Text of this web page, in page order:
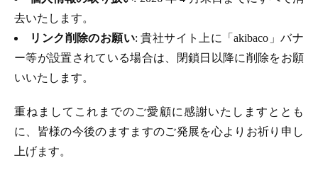
去いたします。
リンク削除のお願い: 貴社サイト上に「akibaco」バナ
ー等が設置されている場合は、閉鎖日以降に削除をお願
いいたします。
重ねましてこれまでのご愛顧に感謝いたしますととも
に、皆様の今後のますますのご発展を心よりお祈り申し
上げます。